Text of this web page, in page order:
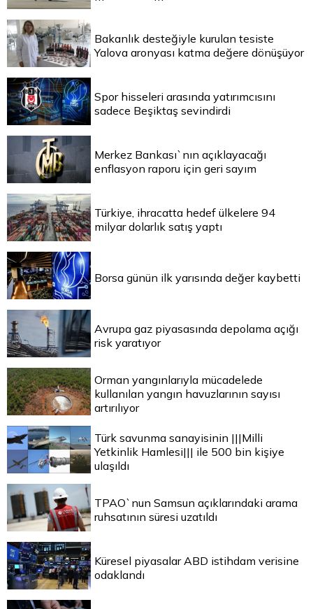
Bakanlık desteğiyle kurulan tesiste
Yalova aronyası katma değere dönüşüyor
Spor hisseleri arasında yatırımcısını
sadece Beşiktaş sevindirdi
Merkez Bankası`nın açıklayacağı
enflasyon raporu için geri sayım
Türkiye, ihracatta hedef ülkelere 94
milyar dolarlık satış yaptı
Borsa günün ilk yarısında değer kaybetti
Avrupa gaz piyasasında depolama açığı
risk yaratıyor
Orman yangınlarıyla mücadelede
kullanılan yangın havuzlarının sayısı
artırılıyor
Türk savunma sanayisinin |||Milli
Yetkinlik Hamlesi||| ile 500 bin kişiye
ulaşıldı
TPAO`nun Samsun açıklarındaki arama
ruhsatının süresi uzatıldı
Küresel piyasalar ABD istihdam verisine
odaklandı